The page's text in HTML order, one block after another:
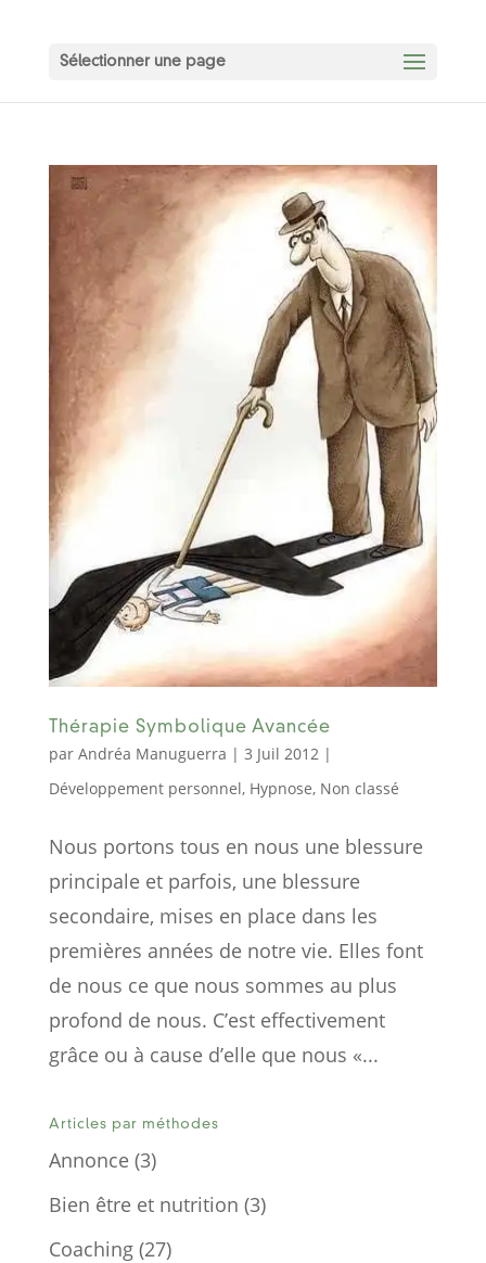
Sélectionner une page
Thérapie Symbolique Avancée
par Andréa Manuguerra | 3 Juil 2012 |
Développement personnel, Hypnose, Non classé
Nous portons tous en nous une blessure
principale et parfois, une blessure
secondaire, mises en place dans les
premières années de notre vie. Elles font
de nous ce que nous sommes au plus
profond de nous. C’est effectivement
grâce ou à cause d’elle que nous «...
Articles par méthodes
Annonce(3)
Bien être et nutrition (3)
Coaching(27)